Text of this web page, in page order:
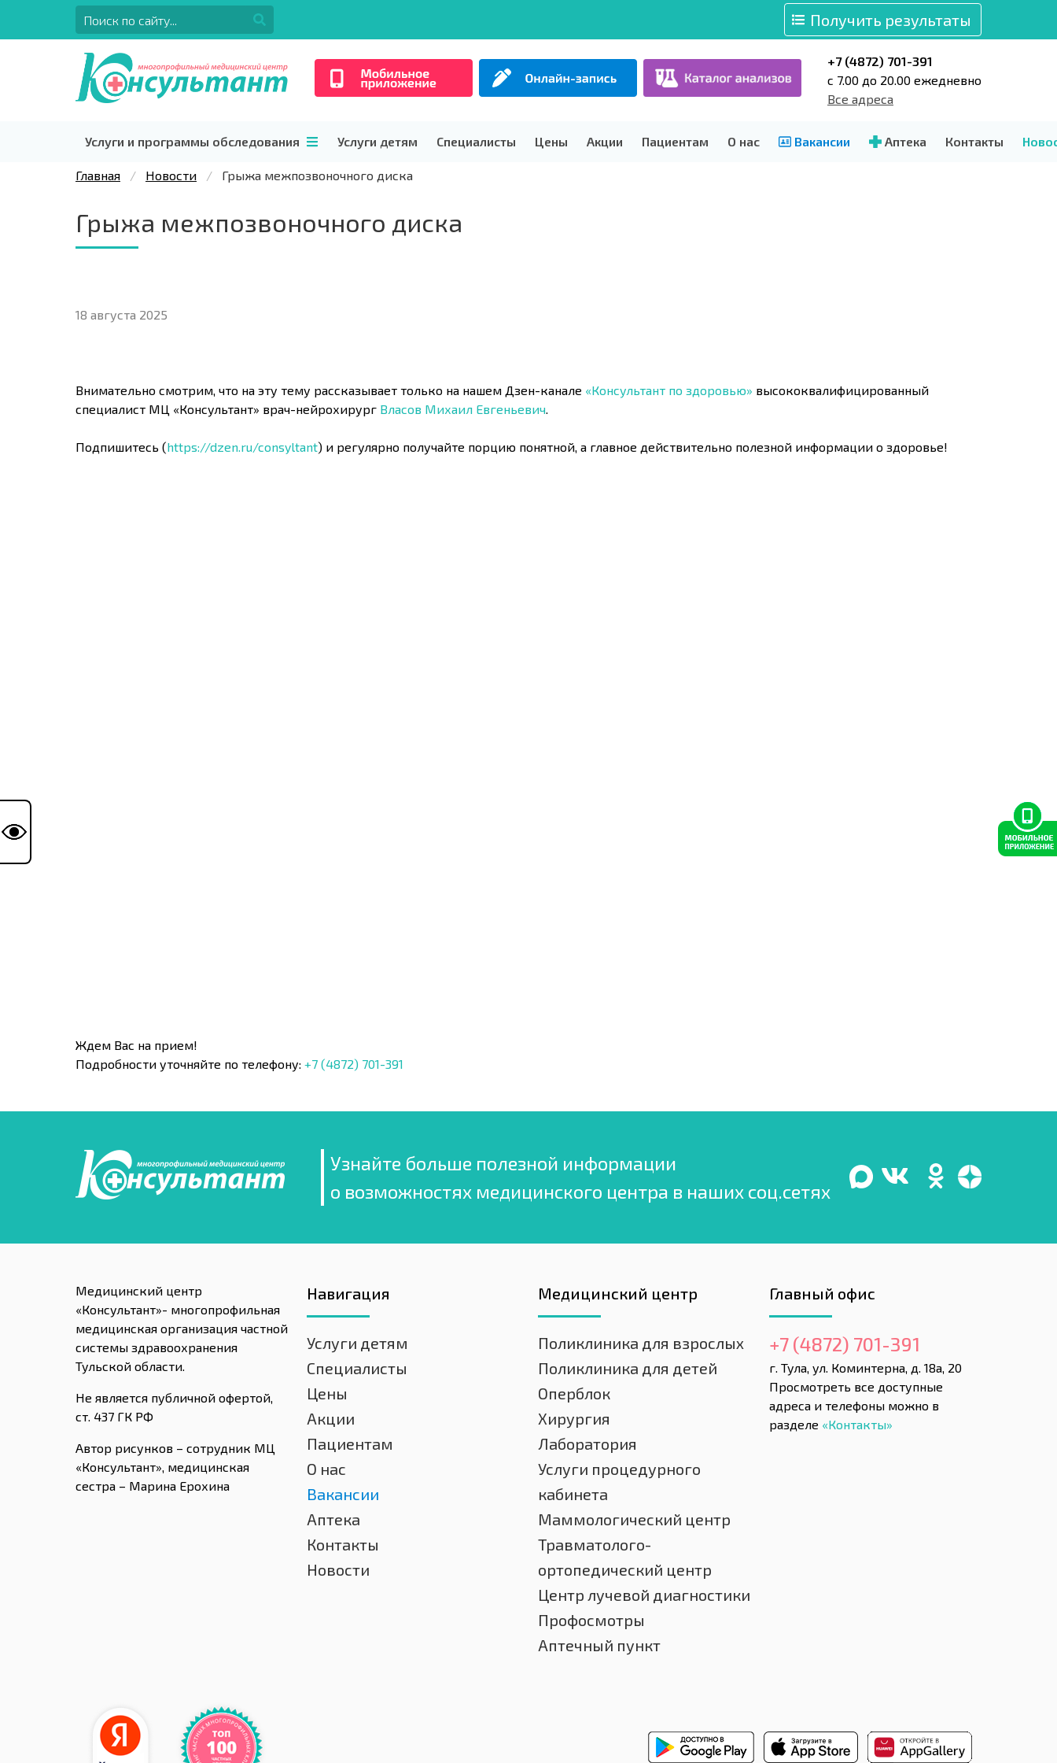
Получить результаты
+7 (4872) 701-391
c 7.00 до 20.00 ежедневно
Все адреса
Услуги и программы обследования Услуги детям Специалисты Цены Акции Пациентам О нас Вакансии Аптека Контакты
Главная Новости Грыжа межпозвоночного диска
Грыжа межпозвоночного диска
18 августа 2025
Внимательно смотрим, что на эту тему рассказывает только на нашем Дзен-канале «Консультант по здоровью» высококвалифицированный
специалист МЦ «Консультант» врач-нейрохирург Власов Михаил Евгеньевич
Подпишитесь (https://dzen.ru/consyltant) и регулярно получайте порцию понятной, а главное действительно полезной информации о здоровье!
Ждем Вас на прием!
Подробности уточняйте по телефону: +7 (4872) 701-391
Узнайте больше полезной информации
о возможностях медицинского центра в наших соц.сетях
Медицинский центр
«Консультант»- многопрофильная
медицинская организация частной
системы здравоохранения
Тульской области.
Не является публичной офертой,
ст. 437 ГК РФ
Автор рисунков – сотрудник МЦ
«Консультант», медицинская
сестра – Марина Ерохина
Навигация
Услуги детям
Специалисты
Цены
Акции
Пациентам
О нас
Вакансии
Аптека
Контакты
Новости
Медицинский центр
Поликлиника для взрослых
Поликлиника для детей
Оперблок
Хирургия
Лаборатория
Услуги процедурного
кабинета
Маммологический центр
Травматолого-
ортопедический центр
Центр лучевой диагностики
Профосмотры
Аптечный пункт
Главный офис
+7 (4872) 701-391
г. Тула, ул. Коминтерна, д. 18а, 20
Просмотреть все доступные
адреса и телефоны можно в
разделе «Контакты»